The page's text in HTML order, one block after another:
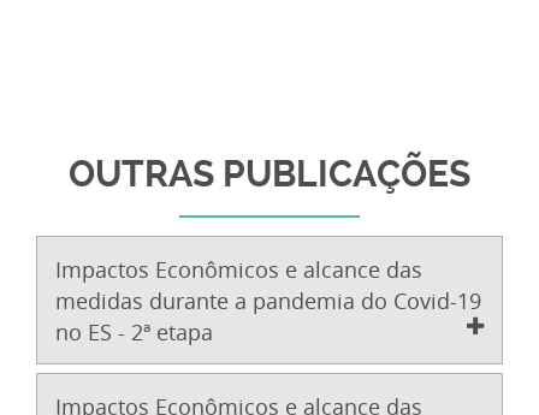
OUTRAS PUBLICAÇÕES
Impactos Econômicos e alcance das
medidas durante a pandemia do Covid-19
no ES - 2ª etapa
Impactos Econômicos e alcance das